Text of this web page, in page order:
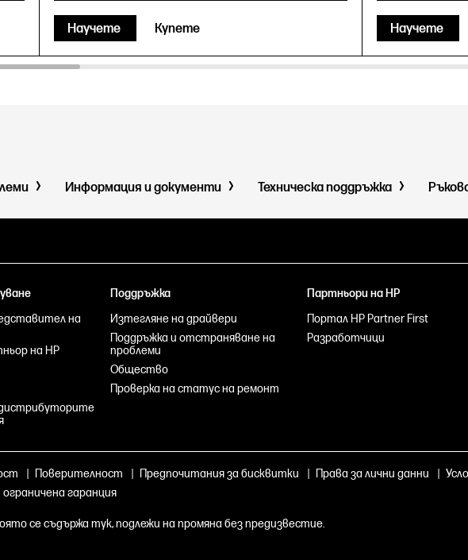
Научете Купете Научете
Информация и документи Техническа поддръжка
на
на HP
Поддръжка
Изтегляне на драйвери
Поддръжка и отстраняване на
проблеми
Общество
Проверка на статус на ремонт
Партньори на HP
Портал HP Partner First
Разработчици
Поверителност Предпочитания за бисквитки Права за лични данни
гаранция
се съдържа тук, подлежи на промяна без предизвестие.